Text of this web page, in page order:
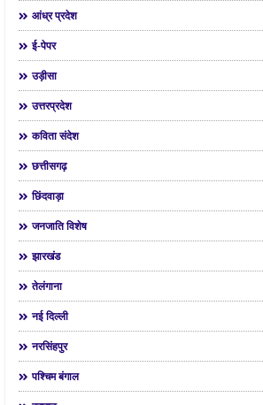
आंध्र प्रदेश
ई-पेपर
उड़ीसा
उत्तरप्रदेश
कविता संदेश
छत्तीसगढ़
छिंदवाड़ा
जनजाति विशेष
झारखंड
तेलंगाना
नई दिल्ली
नरसिंहपुर
पश्चिम बंगाल